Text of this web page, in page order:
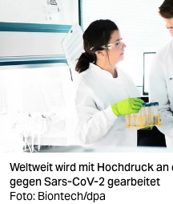
berlin
nord
verlag
verlag
veranstaltungen
Weltweit wird mit Hochdruck
gegen Sars-CoV-2 gearbeitet
Foto: Biontech/dpa